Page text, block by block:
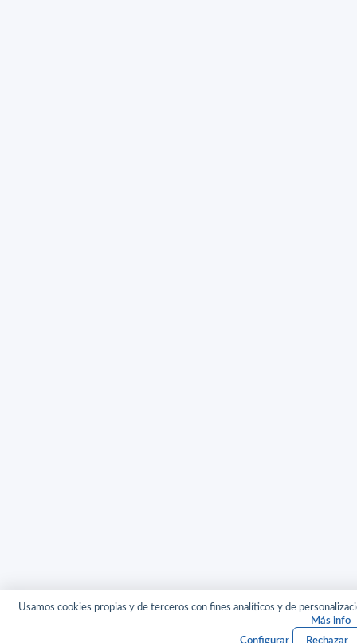
Usamos cookies propias y de terceros con fines analíticos y de
Más info
Configurar
Rechazar